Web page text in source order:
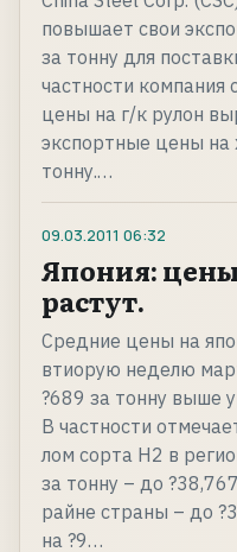
повышает свои
за тонну для
частности компания
цены на г/к рулон
экспортные цены на
тонну.…
09.03.2011 06:32
Япония:
растут.
Средние цены на
втиорую неделю
?689 за тонну выше
В частности
лом сорта H2 в
за тонну – до
райне страны – до
на ?9…